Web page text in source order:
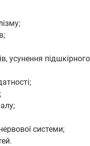
усунення
системи;